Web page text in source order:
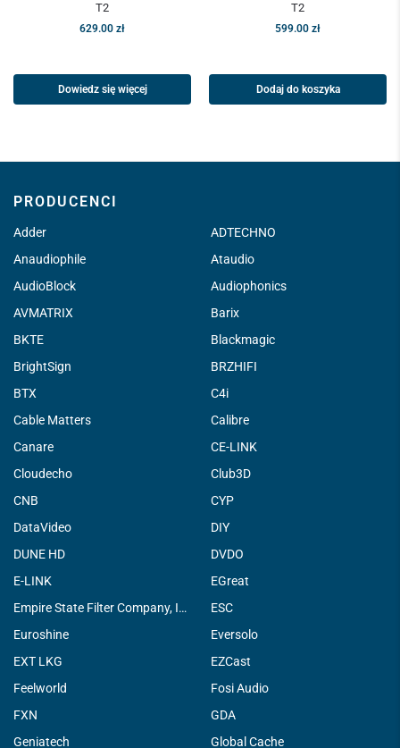
T2
629.00 zł
Dowiedz się więcej
T2
599.00 zł
Dodaj do koszyka
PRODUCENCI
Adder
ADTECHNO
Anaudiophile
Ataudio
AudioBlock
Audiophonics
AVMATRIX
Barix
BKTE
Blackmagic
BrightSign
BRZHIFI
BTX
C4i
Cable Matters
Calibre
Canare
CE-LINK
Cloudecho
Club3D
CNB
CYP
DataVideo
DIY
DUNE HD
DVDO
E-LINK
EGreat
Empire State Filter Company, INC.
ESC
Euroshine
Eversolo
EXT LKG
EZCast
Feelworld
Fosi Audio
FXN
GDA
Geniatech
Global Cache